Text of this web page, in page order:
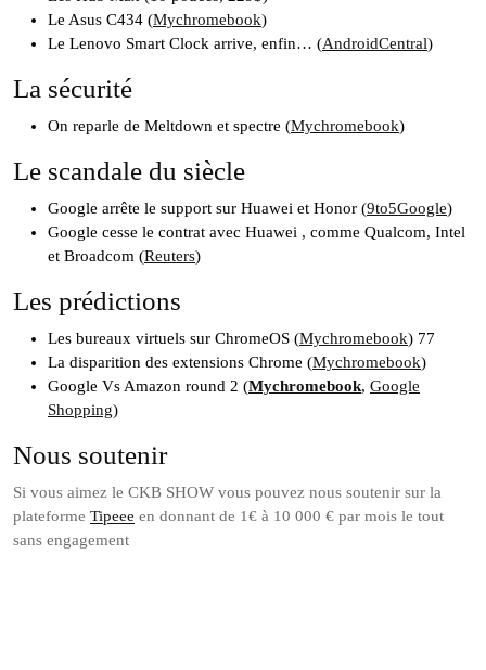
Le Asus C434 (Mychromebook)
Le Lenovo Smart Clock arrive, enfin… (AndroidCentral)
La sécurité
On reparle de Meltdown et spectre (Mychromebook)
Le scandale du siècle
Google arrête le support sur Huawei et Honor (9to5Google)
Google cesse le contrat avec Huawei , comme Qualcom, Intel
et Broadcom (Reuters)
Les prédictions
Les bureaux virtuels sur ChromeOS (Mychromebook) 77
La disparition des extensions Chrome (Mychromebook)
Google Vs Amazon round 2 (Mychromebook, Google
Shopping)
Nous soutenir
Si vous aimez le CKB SHOW vous pouvez nous soutenir sur la
plateforme Tipeee en donnant de 1€ à 10 000 € par mois le tout
sans engagement